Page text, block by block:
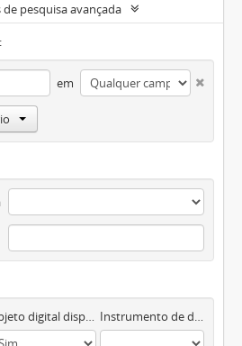
de pesquisa avançada
em
Objeto digital disponível Instrumento de descrição documental